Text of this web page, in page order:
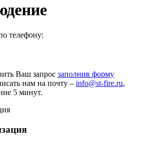
телефону:
Ваш запрос заполнив форму
нам на почту – info@st-fire.ru,
5 минут.